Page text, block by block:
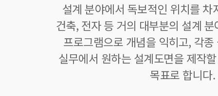
설계 분야에서 독보적인 위치를 차
건축, 전자 등 거의 대부분의 설계
프로그램으로 개념을 익히고, 각
실무에서 원하는 설계도면을 제작
목표로 합니다.